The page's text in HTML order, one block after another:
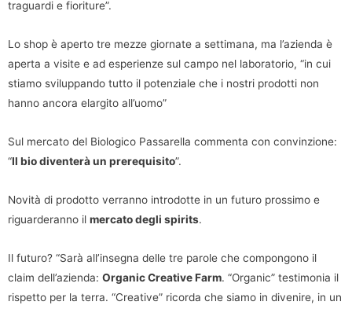
traguardi e fioriture”.
Lo shop è aperto tre mezze giornate a settimana, ma l’azienda è
aperta a visite e ad esperienze sul campo nel laboratorio, “in cui
stiamo sviluppando tutto il potenziale che i nostri prodotti non
hanno ancora elargito all’uomo”
Sul mercato del Biologico Passarella commenta con convinzione:
“Il bio diventerà un prerequisito”.
Novità di prodotto verranno introdotte in un futuro prossimo e
riguarderanno il mercato degli spirits.
Il futuro? “Sarà all’insegna delle tre parole che compongono il
claim dell’azienda: Organic Creative Farm. “Organic” testimonia il
rispetto per la terra. “Creative” ricorda che siamo in divenire, in un